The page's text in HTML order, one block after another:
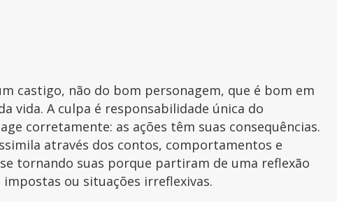
castigo, não do bom personagem, que é bom em
vida. A culpa é responsabilidade única do
corretamente: as ações têm suas consequências.
através dos contos, comportamentos e
tornando suas porque partiram de uma reflexão
ou situações irreflexivas.